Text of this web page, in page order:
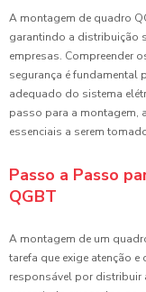
A montagem de quadro
garantindo a distribuição
empresas. Compreender
segurança é fundamental
adequado do sistema
passo para a montagem,
essenciais a serem
Passo a Passo
QGBT
A montagem de um
tarefa que exige atenção
responsável por distribuir